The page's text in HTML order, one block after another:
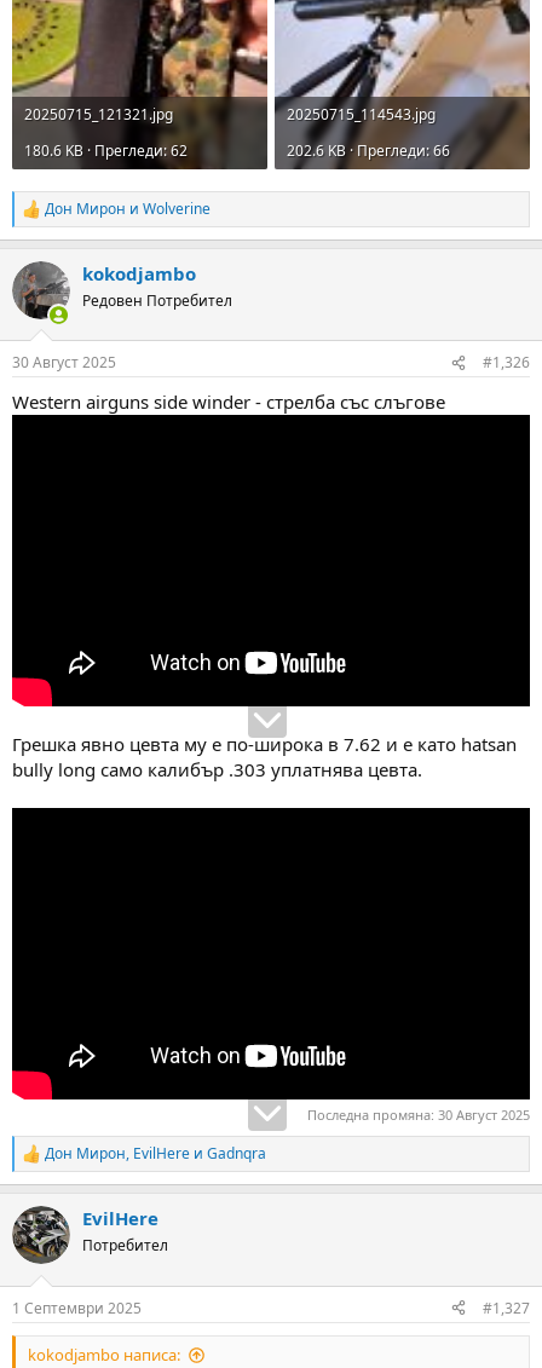
20250715_121321.jpg
180.6 KB · Прегледи: 62
20250715_114543.jpg
202.6 KB · Прегледи: 66
R
e
c
t
i
n
s
Дон Мирон и Wolverine
kokodjambo
Редовен Потребител
30 Август 2025 #1,326
Western airguns side winder - стрелба със слъгове
Грешка явно цевта му е по-широка в 7.62 и е като hatsan
bully long само калибър .303 уплатнява цевта.
Последна промяна: 30 Август 2025
R
e
c
t
i
s
:
Дон Мирон, EvilHere и Gadnqra
EvilHere
Потребител
1 Септември 2025 #1,327
kokodjambo написа: